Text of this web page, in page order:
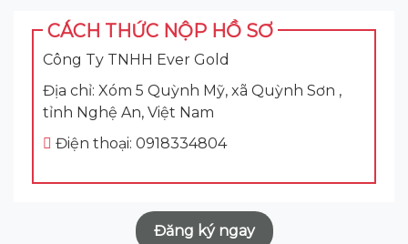
CÁCH THỨC NỘP HỒ SƠ
Công Ty TNHH Ever Gold
Địa chỉ: Xóm 5 Quỳnh Mỹ, xã Quỳnh Sơn ,
tỉnh Nghệ An, Việt Nam
Điện thoại: 0918334804
Đăng ký ngay